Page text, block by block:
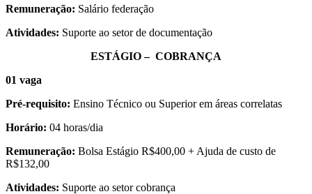
Remuneração: Salário federação
Atividades: Suporte ao setor de documentação
ESTÁGIO – COBRANÇA
01 vaga
Pré-requisito: Ensino Técnico ou Superior em áreas correlatas
Horário: 04 horas/dia
Remuneração: Bolsa Estágio R$400,00 + Ajuda de custo de
R$132,00
Atividades: Suporte ao setor cobrança